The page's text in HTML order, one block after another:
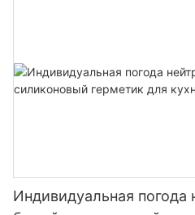
Индивидуальная погода